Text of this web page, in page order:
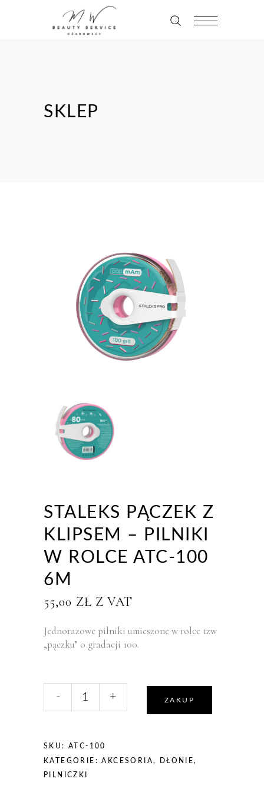
SKLEP
STALEKS PĄCZEK Z
KLIPSEM – PILNIKI
W ROLCE ATC-100
6M
55,00 ZŁ Z VAT
Jednorazowe pilniki umieszone w rolce tzw
„pączku” o gradacji 100.
klipsem
-
pilniki
- + ZAKUP
SKU: ATC-100
KATEGORIE:AKCESORIA, DŁONIE,
PILNICZKI